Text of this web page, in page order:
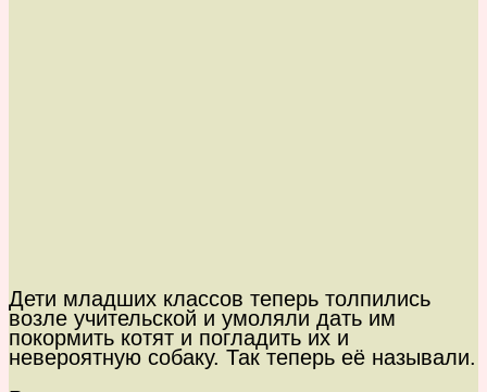
Дети младших классов теперь толпились
возле учительской и умоляли дать им
покормить котят и погладить их и
невероятную собаку. Так теперь её называли.